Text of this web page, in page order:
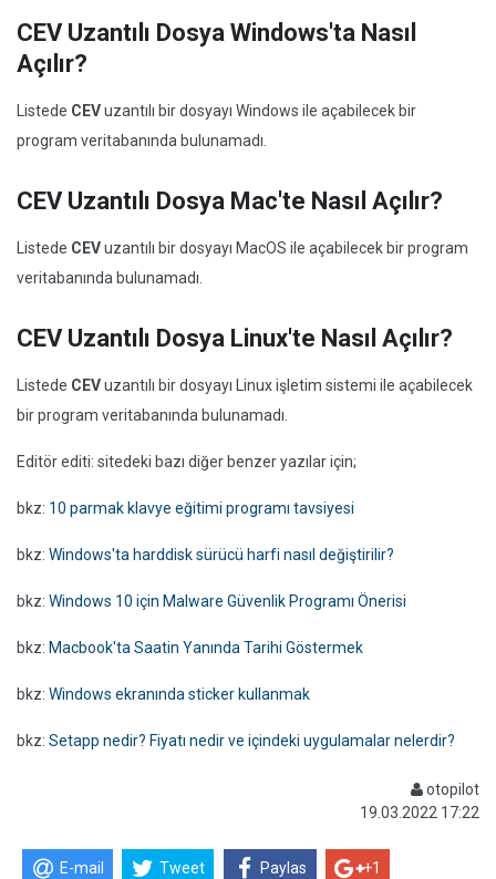
CEV Uzantılı Dosya Windows'ta Nasıl
Açılır?
Listede CEVuzantılı bir dosyayı Windows ile açabilecek bir
program veritabanında bulunamadı.
CEV Uzantılı Dosya Mac'te Nasıl Açılır?
Listede CEVuzantılı bir dosyayı MacOS ile açabilecek bir program
veritabanında bulunamadı.
CEV Uzantılı Dosya Linux'te Nasıl Açılır?
Listede CEVuzantılı bir dosyayı Linux işletim sistemi ile açabilecek
bir program veritabanında bulunamadı.
Editör editi: sitedeki bazı diğer benzer yazılar için;
bkz: 10 parmak klavye eğitimi programı tavsiyesi
bkz: Windows'ta harddisk sürücü harfi nasıl değiştirilir?
bkz: Windows 10 için Malware Güvenlik Programı Önerisi
bkz: Macbook'ta Saatin Yanında Tarihi Göstermek
bkz: Windows ekranında sticker kullanmak
bkz: Setapp nedir? Fiyatı nedir ve içindeki uygulamalar nelerdir?
otopilot
19.03.2022 17:22
E-mail Tweet Paylas +1